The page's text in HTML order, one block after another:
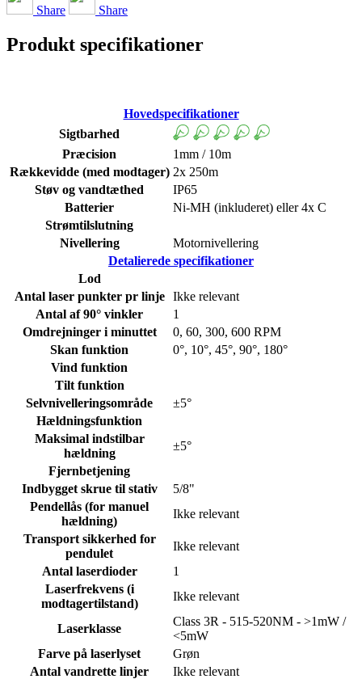
Share Share
Produkt specifikationer
Hovedspecifikationer
Sigtbarhed
Præcision
1mm / 10m
Rækkevidde (med modtager) 2x 250m
Støv og vandtæthed
IP65
Batterier
Ni-MH (inkluderet) eller 4x C
Strømtilslutning
Nivellering
Motornivellering
Detalierede specifikationer
Lod
Antal laser punkter pr linje
Ikke relevant
Antal af 90° vinkler
1
Omdrejninger i minuttet
0, 60, 300, 600 RPM
Skan funktion
0°, 10°, 45°, 90°, 180°
Vind funktion
Tilt funktion
Selvnivelleringsområde
±5°
Hældningsfunktion
Maksimal indstilbar
hældning
±5°
Fjernbetjening
Indbygget skrue til stativ
5/8"
Pendellås (for manuel
hældning)
Ikke relevant
Transport sikkerhed for
pendulet
Ikke relevant
Antal laserdioder
1
Laserfrekvens (i
modtagertilstand)
Ikke relevant
Laserklasse
Class 3R - 515-520NM - >1mW /
<5mW
Farve på laserlyset
Grøn
Antal vandrette linjer
Ikke relevant